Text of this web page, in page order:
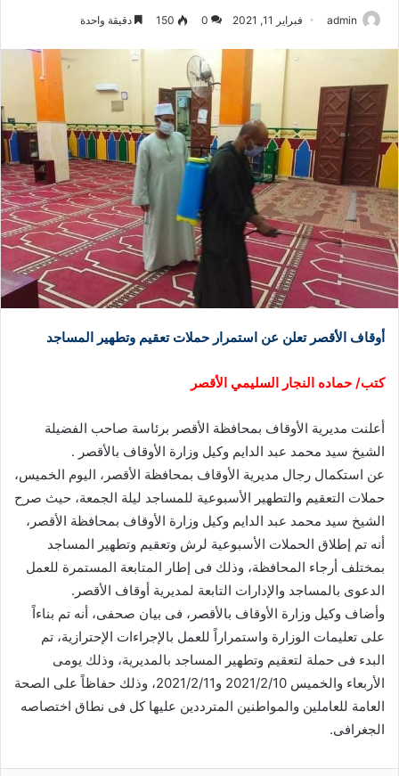
admin فبراير 11, 2021 0
150 دقيقة واحدة
أوقاف الأقصر تعلن عن استمرار حملات تعقيم وتطهير المساجد
كتب/ حماده النجار السليمي الأقصر
أعلنت مديرية الأوقاف بمحافظة الأقصر برئاسة صاحب الفضيلة
الشيخ سيد محمد عبد الدايم وكيل وزارة الأوقاف بالأقصر .
عن استكمال رجال مديرية الأوقاف بمحافظة الأقصر، اليوم الخميس،
حملات التعقيم والتطهير الأسبوعية للمساجد ليلة الجمعة، حيث صرح
الشيخ سيد محمد عبد الدايم وكيل وزارة الأوقاف بمحافظة الأقصر،
أنه تم إطلاق الحملات الأسبوعية لرش وتعقيم وتطهير المساجد
بمختلف أرجاء المحافظة، وذلك فى إطار المتابعة المستمرة للعمل
الدعوى بالمساجد والإدارات التابعة لمديرية أوقاف الأقصر.
وأضاف وكيل وزارة الأوقاف بالأقصر، فى بيان صحفى، أنه تم بناءاً
على تعليمات الوزارة واستمراراً للعمل بالإجراءات الإحترازية، تم
البدء فى حملة لتعقيم وتطهير المساجد بالمديرية، وذلك يومى
الأربعاء والخميس 2021/2/10 و2021/2/11، وذلك حفاظاً على الصحة
العامة للعاملين والمواطنين المترددين عليها كل فى نطاق اختصاصه
الجغرافى.